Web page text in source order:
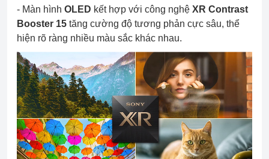
- Màn hình OLED kết hợp với công nghệ XR Contrast
Booster 15 tăng cường độ tương phản cực sâu, thể
hiện rõ ràng nhiều màu sắc khác nhau.